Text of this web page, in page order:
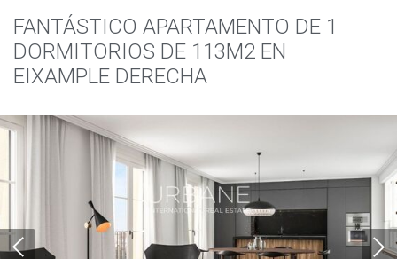
FANTÁSTICO APARTAMENTO DE 1
DORMITORIOS DE 113M2 EN
EIXAMPLE DERECHA